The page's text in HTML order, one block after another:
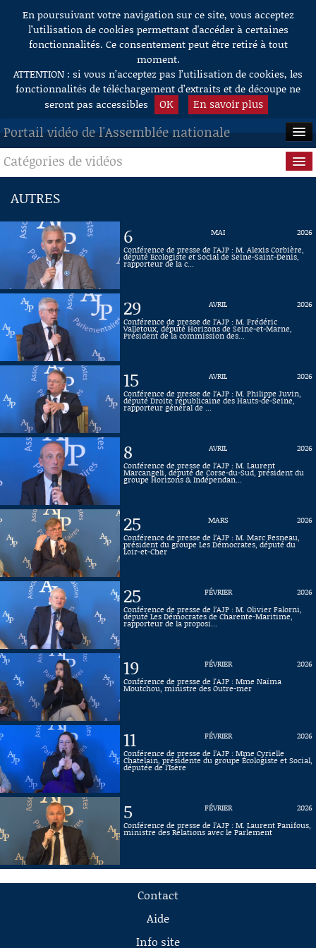
Aller au contenu
En poursuivant votre navigation sur ce site, vous acceptez
l’utilisation de cookies permettant d'accéder à certaines
fonctionnalités. Ce consentement peut être retiré à tout
moment.
ATTENTION : si vous n’acceptez pas l’utilisation de cookies, les
fonctionnalités de téléchargement d’extraits et de découpe ne
seront pas accessibles
OK En savoir plus
Portail vidéo de l'Assemblée nationale
ACCUEIL
EN DIRECT
À LA DEMANDE
RECHERCHE
AIDE À LA DÉCOUPE
DE VIDÉOS
Catégories de vidéos
Questions au Gouvernement
Commissions
Évènements
Connaissance, Histoire
AUTRES
6 MAI
2026
Conférence de presse de l’AJP : M. Alexis Corbière,
député Ecologiste et Social de Seine-Saint-Denis,
rapporteur de la c...
29 AVRIL
2026
Conférence de presse de l’AJP : M. Frédéric
Valletoux, député Horizons de Seine-et-Marne,
Président de la commission des...
15 AVRIL
2026
Conférence de presse de l’AJP : M. Philippe Juvin,
député Droite républicaine des Hauts-de-Seine,
rapporteur général de ...
8 AVRIL
2026
Conférence de presse de l’AJP : M. Laurent
Marcangeli, député de Corse-du-Sud, président du
groupe Horizons & Indépendan...
25 MARS
2026
Conférence de presse de l’AJP : M. Marc Fesneau,
président du groupe Les Démocrates, député du
Loir-et-Cher
25 FÉVRIER
2026
Conférence de presse de l’AJP : M. Olivier Falorni,
député Les Démocrates de Charente-Maritime,
rapporteur de la proposi...
19 FÉVRIER
2026
Conférence de presse de l'AJP : Mme Naïma
Moutchou, ministre des Outre-mer
11 FÉVRIER
2026
Conférence de presse de l’AJP : Mme Cyrielle
Chatelain, présidente du groupe Écologiste et Social,
députée de l’Isère
5 FÉVRIER
2026
Conférence de presse de l’AJP : M. Laurent Panifous,
ministre des Relations avec le Parlement
Contact
Aide
Info site